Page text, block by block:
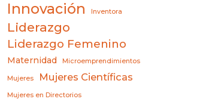
Innovación Inventora
Liderazgo
Liderazgo Femenino
Maternidad Microemprendimientos
Mujeres Mujeres Científicas
Mujeres en Directorios